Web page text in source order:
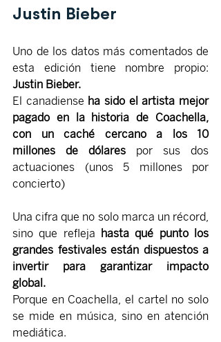
Justin Bieber
Uno de los datos más comentados de
esta edición tiene nombre propio:
Justin Bieber.
El canadiense ha sido el artista mejor
pagado en la historia de Coachella,
con un caché cercano a los 10
millones de dólares por sus dos
actuaciones (unos 5 millones por
concierto)
Una cifra que no solo marca un récord,
sino que refleja
hasta qué punto los
grandes festivales están dispuestos a
invertir para garantizar impacto
global.
Porque en Coachella, el cartel no solo
se mide en música, sino en atención
mediática.